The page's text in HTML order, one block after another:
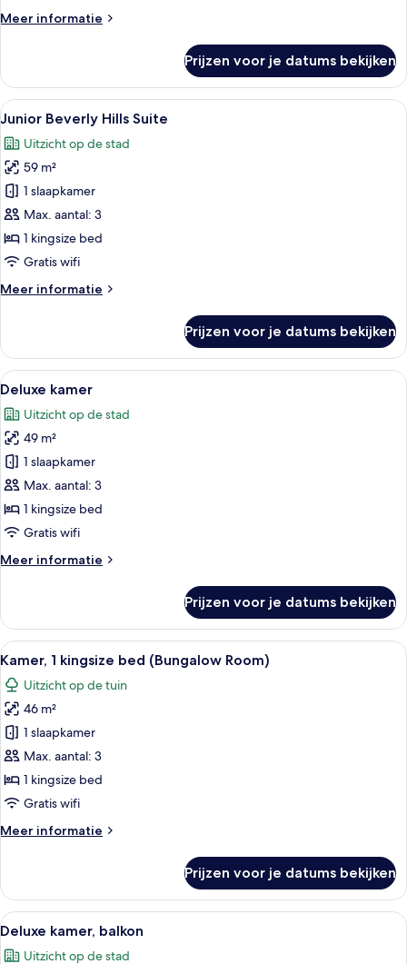
Meer informatie
Meer
1
slaapkamer,
open
Prijzen voor je datums bekijken
Alle
foto's
voor
Junior
Beverly
Hills
Suite
laden
Hotelkamer met een groot bed, een
7
Junior Beverly Hills Suite
Uitzicht op de stad
59 m²
1 slaapkamer
Max. aantal: 3
1 kingsize bed
Gratis wifi
Meer informatie
Meer
Beverly
Hills
Suite
Prijzen voor je datums bekijken
Alle
foto's
voor
Deluxe
kamer
laden
Hotelkamer met een bank, fauteuil,
5
Deluxe kamer
Uitzicht op de stad
49 m²
1 slaapkamer
Max. aantal: 3
1 kingsize bed
Gratis wifi
Meer informatie
Meer
kamer
Prijzen voor je datums bekijken
Alle
foto's
voor
Kamer,
kingsize
bed
(Bungalow
laden
Een hotelkamer met een hemelbed,
5
Kamer, 1 kingsize bed (Bungalow Room)
Uitzicht op de tuin
46 m²
1 slaapkamer
Max. aantal: 3
1 kingsize bed
Gratis wifi
Meer informatie
Meer
1
kingsize
bed
Room)
Prijzen voor je datums bekijken
Alle
foto's
Een hotelkamer met een bed, een
5
Deluxe kamer, balkon
Uitzicht op de stad